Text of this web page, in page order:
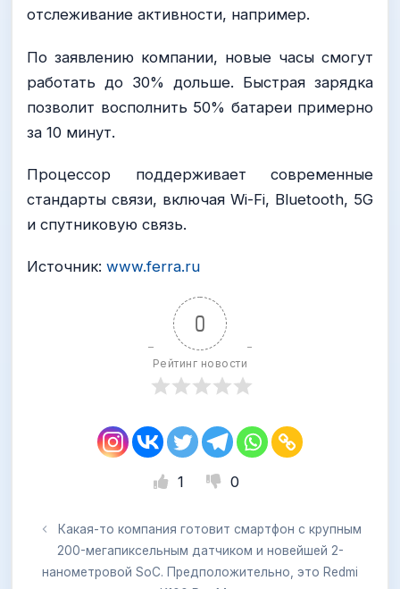
отслеживание активности, например.
По заявлению компании, новые часы смогут
работать до 30% дольше. Быстрая зарядка
позволит восполнить 50% батареи примерно
за 10 минут.
Процессор поддерживает современные
стандарты связи, включая Wi-Fi, Bluetooth, 5G
и спутниковую связь.
Источник: www.ferra.ru
0
Рейтинг новости
1 0
Какая-то компания готовит смартфон с крупным
200-мегапиксельным датчиком и новейшей 2-
нанометровой SoC. Предположительно, это Redmi